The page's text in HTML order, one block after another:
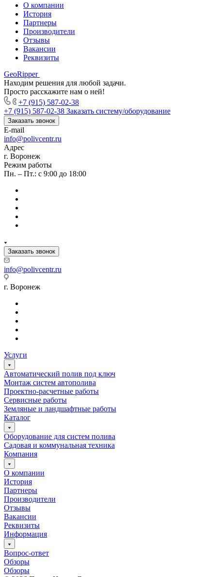
О компании
История
Партнеры
Производители
Отзывы
Вакансии
Реквизиты
GeoRipper
Находим решения для любой задачи.
Просто расскажите нам о ней!
+7 (915) 587-02-38
+7 (915) 587-02-38 Заказать систему/оборудование
Заказать звонок
E-mail
info@polivcentr.ru
Адрес
г. Воронеж
Режим работы
Пн. – Пт.: с 9:00 до 18:00
Заказать звонок
info@polivcentr.ru
г. Воронеж
Услуги
Автоматический полив под ключ
Монтаж систем автополива
Проектно-расчетные работы
Сервисные работы
Земляные и ландшафтные работы
Каталог
Оборудование для систем полива
Садовая и коммунальная техника
Компания
О компании
История
Партнеры
Производители
Отзывы
Вакансии
Реквизиты
Информация
Вопрос-ответ
Обзоры
Обзоры